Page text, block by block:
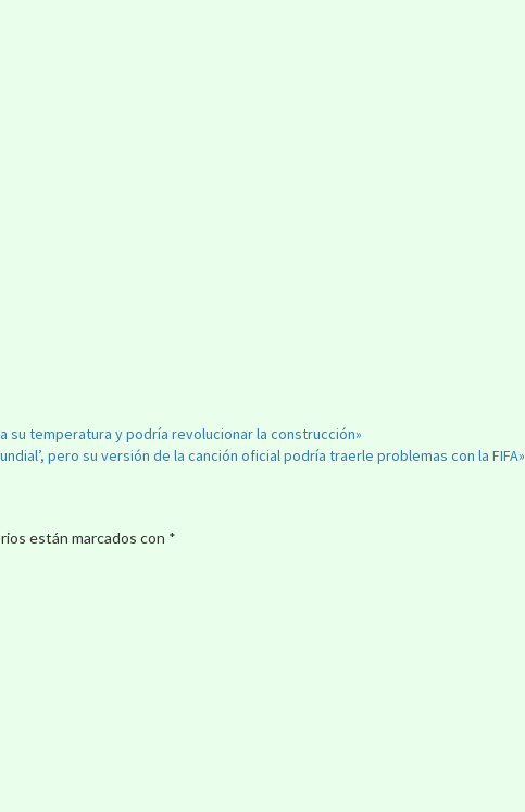
su temperatura y podría revolucionar la construcción»
pero su versión de la canción oficial podría traerle problemas con la FIFA»
están marcados con *